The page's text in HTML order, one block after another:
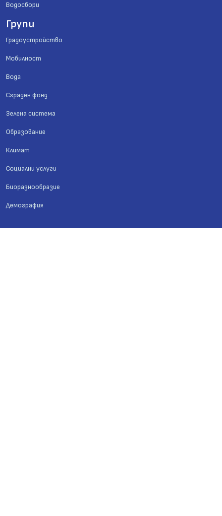
Водосбори
Групи
Градоустройство
Мобилност
Вода
Сграден фонд
Зелена система
Образование
Климат
Социални услуги
Биоразнообразие
Демография